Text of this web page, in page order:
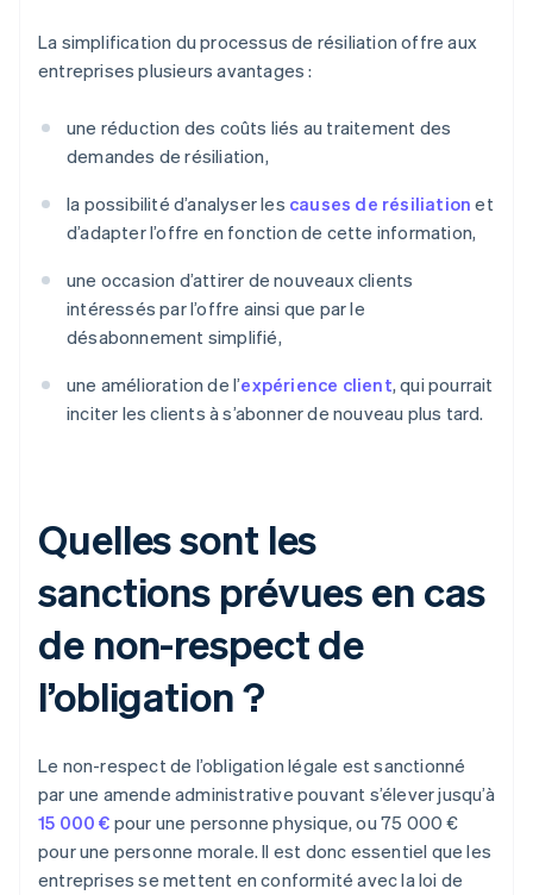
La simplification du processus de résiliation offre aux
entreprises plusieurs avantages :
une réduction des coûts liés au traitement des
demandes de résiliation,
la possibilité d’analyser les causes de résiliation et
d’adapter l’offre en fonction de cette information,
une occasion d’attirer de nouveaux clients
intéressés par l’offre ainsi que par le
désabonnement simplifié,
une amélioration de l’expérience client, qui pourrait
inciter les clients à s’abonner de nouveau plus tard.
Quelles sont les
sanctions prévues en cas
de non-respect de
l’obligation ?
Le non-respect de l’obligation légale est sanctionné
par une amende administrative pouvant s’élever jusqu’à
15 000 € pour une personne physique, ou 75 000 €
pour une personne morale. Il est donc essentiel que les
entreprises se mettent en conformité avec la loi de